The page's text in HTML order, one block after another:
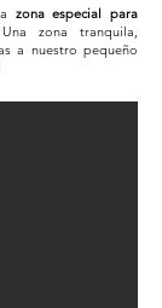
zona especial para
zona tranquila,
a nuestro pequeño